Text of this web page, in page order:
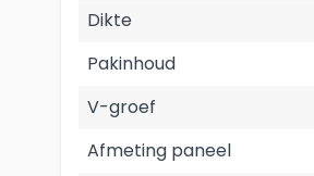
Dikte
Pakinhoud
V-groef
Afmeting paneel